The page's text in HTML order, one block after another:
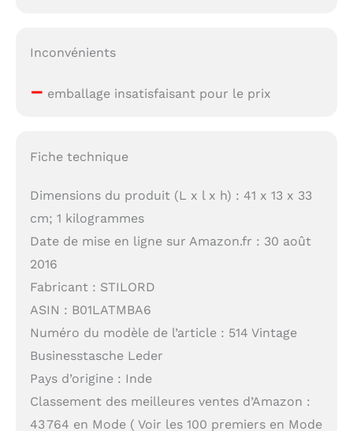
Inconvénients
– emballage insatisfaisant pour le prix
Fiche technique
Dimensions du produit (L x l x h) : 41 x 13 x 33
cm; 1 kilogrammes
Date de mise en ligne sur Amazon.fr : 30 août
2016
Fabricant : STILORD
ASIN : B01LATMBA6
Numéro du modèle de l’article : 514 Vintage
Businesstasche Leder
Pays d’origine : Inde
Classement des meilleures ventes d’Amazon :
43 764 en Mode ( Voir les 100 premiers en Mode